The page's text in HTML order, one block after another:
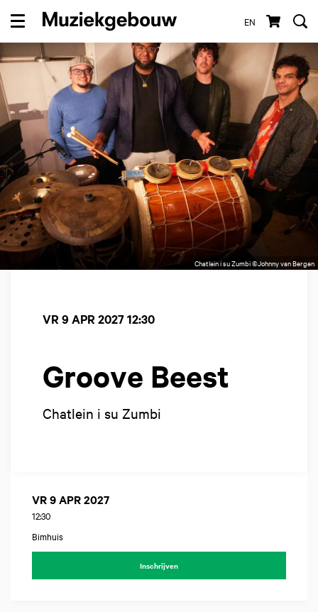
EN
Menu
Chatlein i su Zumbi ©Johnny van Bergen
Groove Beest
Chatlein i su Zumbi
VR 9 APR 202712:30
VR 9 APR 2027
12:30
Bimhuis
Inschrijven